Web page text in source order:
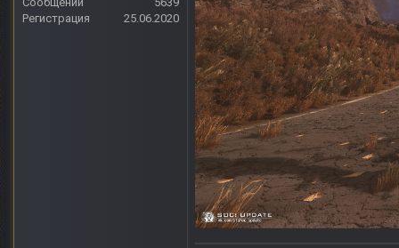
Регистрация
25.06.2020